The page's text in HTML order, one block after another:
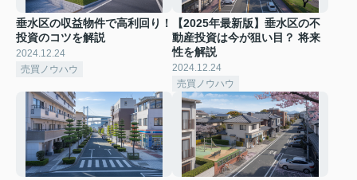
垂水区の収益物件で高利回り！
投資のコツを解説
2024.12.24
売買ノウハウ
【2025年最新版】垂水区の不
動産投資は今が狙い目？ 将来
性を解説
2024.12.24
売買ノウハウ